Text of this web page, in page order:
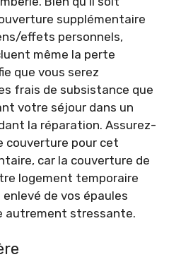
supplémentaire
effets personnels,
même la perte
que vous serez
frais de subsistance que
votre séjour dans un
la réparation. Assurez-
couverture pour cet
car la couverture de
logement temporaire
de vos épaules
autrement stressante.